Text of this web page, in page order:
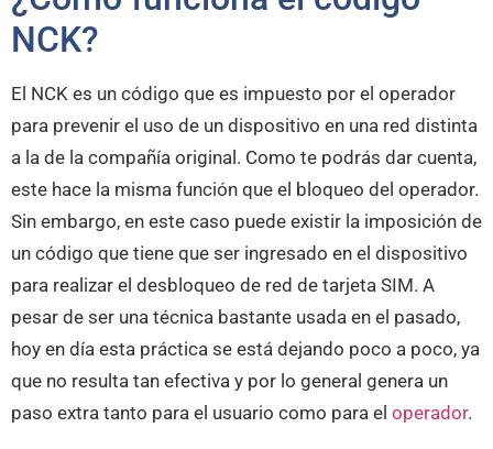
NCK?
El NCK es un código que es impuesto por el operador
para prevenir el uso de un dispositivo en una red distinta
a la de la compañía original. Como te podrás dar cuenta,
este hace la misma función que el bloqueo del operador.
Sin embargo, en este caso puede existir la imposición de
un código que tiene que ser ingresado en el dispositivo
para realizar el desbloqueo de red de tarjeta SIM. A
pesar de ser una técnica bastante usada en el pasado,
hoy en día esta práctica se está dejando poco a poco, ya
que no resulta tan efectiva y por lo general genera un
paso extra tanto para el usuario como para el operador.